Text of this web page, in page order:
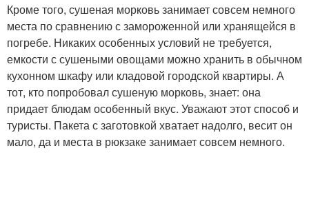
Кроме того, сушеная морковь занимает совсем немного
места по сравнению с замороженной или хранящейся в
погребе. Никаких особенных условий не требуется,
емкости с сушеными овощами можно хранить в обычном
кухонном шкафу или кладовой городской квартиры. А
тот, кто попробовал сушеную морковь, знает: она
придает блюдам особенный вкус. Уважают этот способ и
туристы. Пакета с заготовкой хватает надолго, весит он
мало, да и места в рюкзаке занимает совсем немного.